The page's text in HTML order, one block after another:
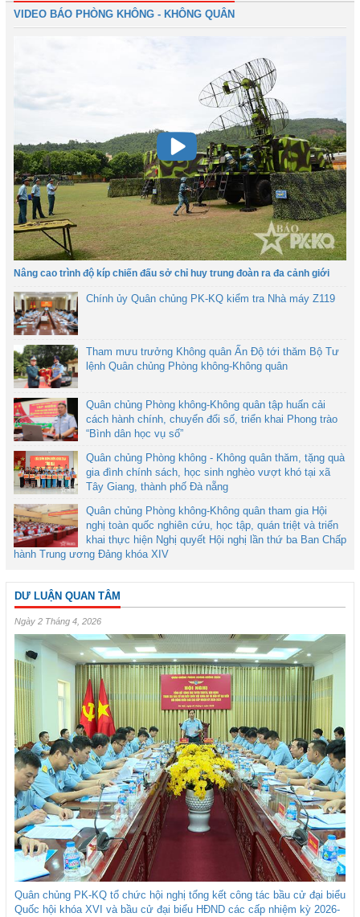
VIDEO BÁO PHÒNG KHÔNG - KHÔNG QUÂN
Nâng cao trình độ kíp chiến đấu sở chỉ huy trung đoàn ra đa cảnh giới
Chính ủy Quân chủng PK-KQ kiểm tra Nhà máy Z119
Tham mưu trưởng Không quân Ấn Độ tới thăm Bộ Tư
lệnh Quân chủng Phòng không-Không quân
Quân chủng Phòng không-Không quân tập huấn cải
cách hành chính, chuyển đổi số, triển khai Phong trào
“Bình dân học vụ số”
Quân chủng Phòng không - Không quân thăm, tặng quà
gia đình chính sách, học sinh nghèo vượt khó tại xã
Tây Giang, thành phố Đà nẵng
Quân chủng Phòng không-Không quân tham gia Hội
nghị toàn quốc nghiên cứu, học tập, quán triệt và triển
khai thực hiện Nghị quyết Hội nghị lần thứ ba Ban Chấp
hành Trung ương Đảng khóa XIV
DƯ LUẬN QUAN TÂM
Ngày 2 Tháng 4, 2026
Quân chủng PK-KQ tổ chức hội nghị tổng kết công tác bầu cử đại biểu
Quốc hội khóa XVI và bầu cử đại biểu HĐND các cấp nhiệm kỳ 2026-